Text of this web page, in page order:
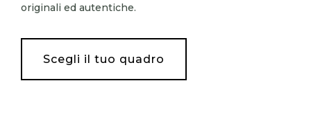
originali ed autentiche.
Scegli il tuo quadro